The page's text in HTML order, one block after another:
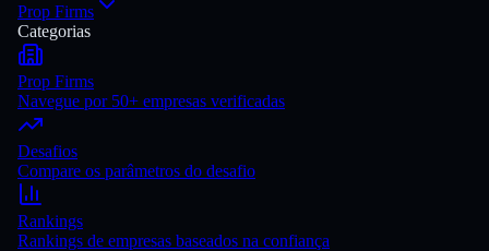
Prop Firms
Categorias
Prop Firms
Navegue por 50+ empresas verificadas
Desafios
Compare os parâmetros do desafio
Rankings
Rankings de empresas baseados na confiança